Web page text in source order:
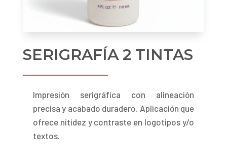
SERIGRAFÍA 2 TINTAS
Impresión serigráfica con alineación
precisa y acabado duradero. Aplicación que
ofrece nitidez y contraste en logotipos y/o
textos.